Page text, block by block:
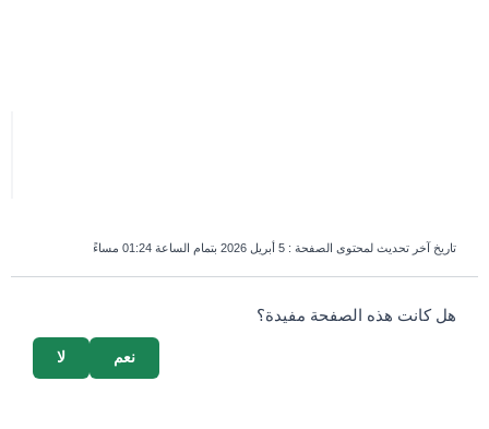
تاريخ آخر تحديث لمحتوى الصفحة : 5 أبريل 2026 بتمام الساعة 01:24 مساءً
survey_v2
هل كانت هذه الصفحة مفيدة؟
لا نعم